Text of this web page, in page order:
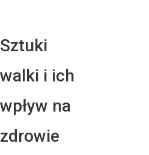
Sztuki
walki i ich
wpływ na
zdrowie